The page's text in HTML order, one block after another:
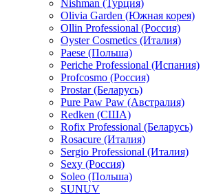
Nishman (Турция)
Olivia Garden (Южная корея)
Ollin Professional (Россия)
Oyster Cosmetics (Италия)
Paese (Польша)
Periche Professional (Испания)
Profcosmo (Россия)
Prostar (Беларусь)
Pure Paw Paw (Австралия)
Redken (США)
Rofix Professional (Беларусь)
Rosacure (Италия)
Sergio Professional (Италия)
Sexy (Россия)
Soleo (Польша)
SUNUV